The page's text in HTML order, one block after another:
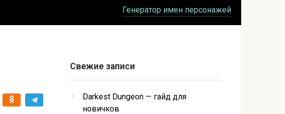
Генератор имен персонажей
Свежие записи
Darkest Dungeon — гайд для
новичков